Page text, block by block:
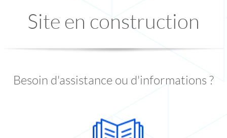
Site en construction
Besoin d'assistance ou d'informations ?